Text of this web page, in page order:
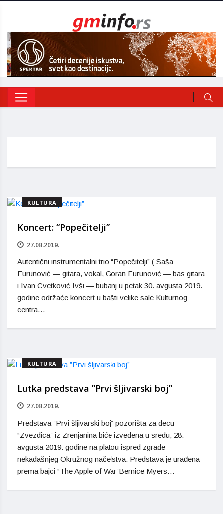
KULTURA
Koncert: “Popečitelji”
27.08.2019.
Autentični instrumentalni trio “Popečitelji” ( Saša
Furunović — gitara, vokal, Goran Furunović — bas gitara
i Ivan Cvetković Ivši — bubanj u petak 30. avgusta 2019.
godine održaće koncert u bašti velike sale Kulturnog
centra…
KULTURA
Lutka predstava ”Prvi šljivarski boj”
27.08.2019.
Predstava ”Prvi šljivarski boj” pozorišta za decu
“Zvezdica” iz Zrenjanina biće izvedena u sredu, 28.
avgusta 2019. godine na platou ispred zgrade
nekadašnjeg Okružnog načelstva. Predstava je urađena
prema bajci “The Apple of War”Bernice Myers…